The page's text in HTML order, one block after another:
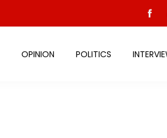
OPINION POLITICS